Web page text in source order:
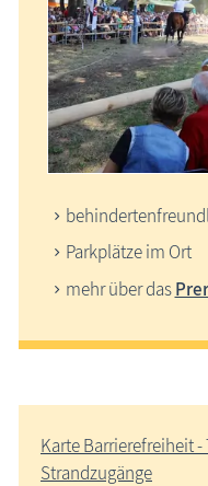
Parkplätze im Ort
mehr über das
Karte Barrierefreiheit
Strandzugänge